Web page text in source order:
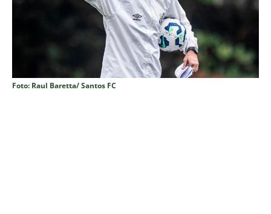
Foto: Raul Baretta/ Santos FC